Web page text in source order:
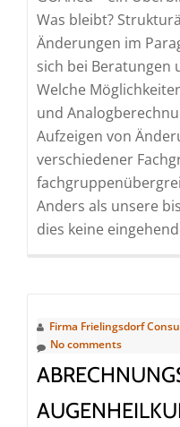
|
Online)
Was bleibt?
Änderungen im
sich bei Beratungen
Welche
und
Aufzeigen von
verschiedener
Anders als unsere
dies keine
Firma Frielingsdorf
No comments